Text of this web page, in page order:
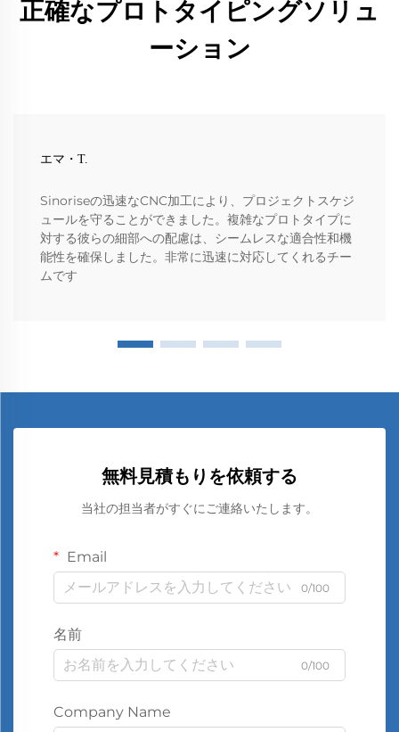
正確なプロトタイピングソリュ
ーション
エマ・T.
Sinoriseの迅速なCNC加工により、プロジェクトスケジ
ュールを守ることができました。複雑なプロトタイプに
対する彼らの細部への配慮は、シームレスな適合性和機
能性を確保しました。非常に迅速に対応してくれるチー
ムです
無料見積もりを依頼する
当社の担当者がすぐにご連絡いたします。
Email
0/100
名前
0/100
Company Name